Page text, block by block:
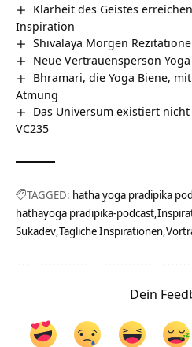
Klarheit des Geistes
Inspiration
Shivalaya Morgen
Neue Vertrauensperson
Bhramari, die Yoga Biene,
Atmung
Das Universum existiert
VC235
TAGGED: hatha yoga pradipika
hathayoga pradipika-podcast
Sukadev Tägliche Inspirationen
Dein